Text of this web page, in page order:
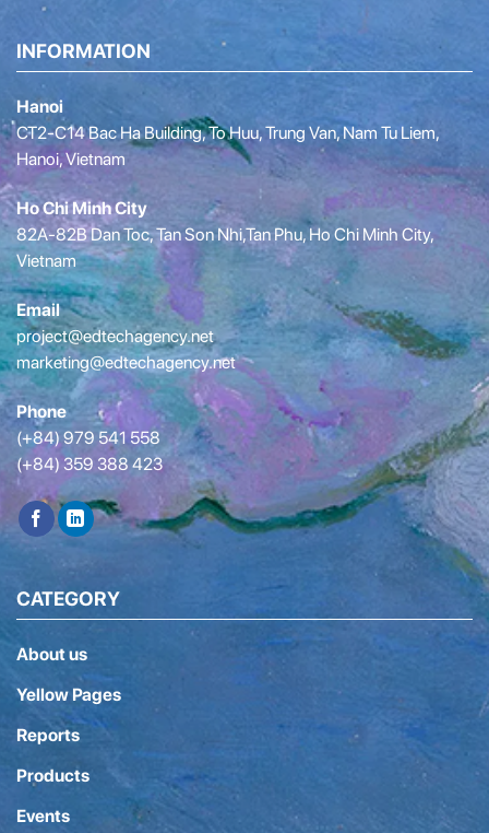
INFORMATION
Hanoi
CT2-C14 Bac Ha Building, To Huu, Trung Van, Nam Tu Liem,
Hanoi, Vietnam
Ho Chi Minh City
82A-82B Dan Toc, Tan Son Nhi,Tan Phu, Ho Chi Minh City,
Vietnam
Email
project@edtechagency.net
marketing@edtechagency.net
Phone
(+84) 979 541 558
(+84) 359 388 423
CATEGORY
About us
Yellow Pages
Reports
Products
Events